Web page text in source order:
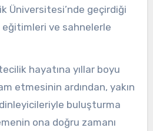
Üniversitesi’nde geçirdiği
eğitimleri ve sahnelerle
hayatına yıllar boyu
etmesinin ardından, yakın
buluşturma
ona doğru zamanı